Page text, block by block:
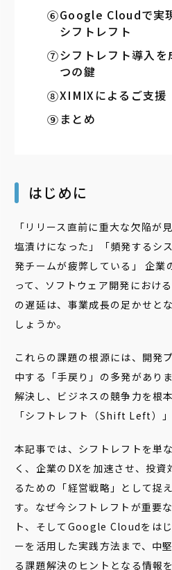
Google Cloudで実
シフトレフト
シフトレフト導入
つの鍵
XIMIXによるご支援
まとめ
はじめに
「リリース直前に重大な欠陥が
塩漬けになった」「頻発するシ
発チームが疲弊している」 企業
って、ソフトウェア開発におけ
の遅延は、事業成長の足かせと
しょうか。
これらの課題の根源には、開発
中する「手戻り」の多発があり
解決し、ビジネスの競争力を根
「シフトレフト（Shift Left）」
本記事では、シフトレフトを単
く、企業のDXを加速させ、投
るための「経営戦略」として捉
す。なぜ今シフトレフトが重要
ト、そしてGoogle Cloudをは
ーを活用した実践方法まで、中
る課題解決のヒントとなる情報